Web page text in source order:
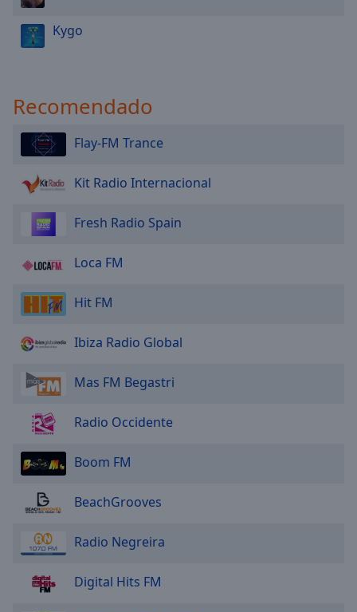
Reset
End
dialog
Kygo
Recomendado
Flay-FM Trance
Kit Radio Internacional
Fresh Radio Spain
Loca FM
Hit FM
Ibiza Radio Global
Mas FM Begastri
Radio Occidente
Boom FM
BeachGrooves
Radio Negreira
Digital Hits FM